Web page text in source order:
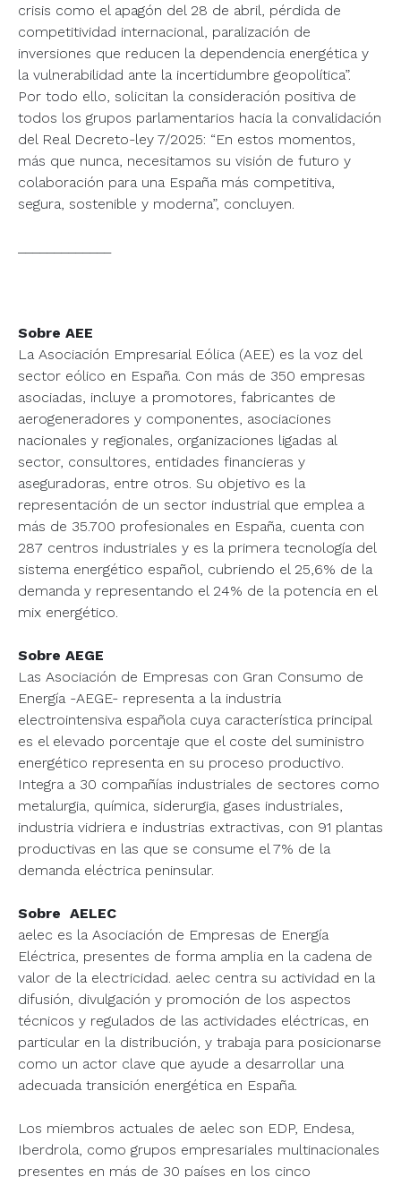
crisis como el apagón del 28 de abril, pérdida de
competitividad internacional, paralización de
inversiones que reducen la dependencia energética y
la vulnerabilidad ante la incertidumbre geopolítica”.
Por todo ello, solicitan la consideración positiva de
todos los grupos parlamentarios hacia la convalidación
del Real Decreto-ley 7/2025: “En estos momentos,
más que nunca, necesitamos su visión de futuro y
colaboración para una España más competitiva,
segura, sostenible y moderna”, concluyen.
Sobre AEE
La Asociación Empresarial Eólica (AEE) es la voz del
sector eólico en España. Con más de 350 empresas
asociadas, incluye a promotores, fabricantes de
aerogeneradores y componentes, asociaciones
nacionales y regionales, organizaciones ligadas al
sector, consultores, entidades financieras y
aseguradoras, entre otros. Su objetivo es la
representación de un sector industrial que emplea a
más de 35.700 profesionales en España, cuenta con
287 centros industriales y es la primera tecnología del
sistema energético español, cubriendo el 25,6% de la
demanda y representando el 24% de la potencia en el
mix energético.
Sobre AEGE
Las Asociación de Empresas con Gran Consumo de
Energía -AEGE- representa a la industria
electrointensiva española cuya característica principal
es el elevado porcentaje que el coste del suministro
energético representa en su proceso productivo.
Integra a 30 compañías industriales de sectores como
metalurgia, química, siderurgia, gases industriales,
industria vidriera e industrias extractivas, con 91 plantas
productivas en las que se consume el 7% de la
demanda eléctrica peninsular.
Sobre AELEC
aelec es la Asociación de Empresas de Energía
Eléctrica, presentes de forma amplia en la cadena de
valor de la electricidad. aelec centra su actividad en la
difusión, divulgación y promoción de los aspectos
técnicos y regulados de las actividades eléctricas, en
particular en la distribución, y trabaja para posicionarse
como un actor clave que ayude a desarrollar una
adecuada transición energética en España.
Los miembros actuales de aelec son EDP, Endesa,
Iberdrola, como grupos empresariales multinacionales
presentes en más de 30 países en los cinco